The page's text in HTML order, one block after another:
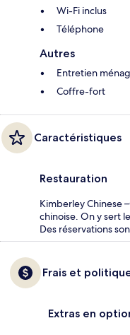
Wi-Fi inclus
Téléphone
Autres
Entretien
Coffre-fort
Caractéristiques
Restauration
Kimberley Chinese
chinoise. On y sert
Des réservations
Frais et
Extras en